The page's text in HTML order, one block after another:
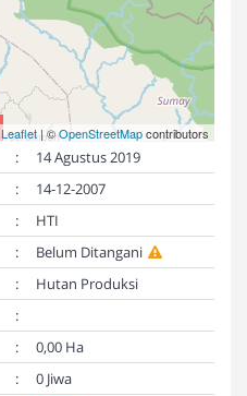
Leaflet| ©OpenStreetMapcontributors
:
14 Agustus 2019
:
14-12-2007
:
HTI
:
Belum Ditangani
:
Hutan Produksi
:
:
0,00 Ha
:
0 Jiwa